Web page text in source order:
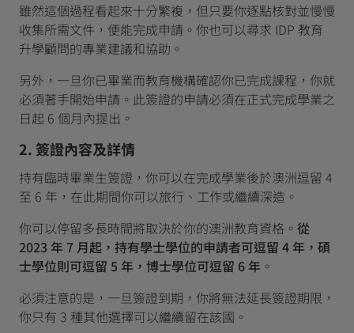
雖然這個過程看起來十分繁複，但只要你逐點核對並慢慢
收集所需文件，便能完成申請。你也可以尋求 IDP 教育
升學顧問的專業建議和協助。
另外，一旦你已畢業而教育機構確認你已完成課程，你就
必須著手開始申請。此簽證的申請必須在正式完成學業之
日起 6 個月內提出。
2. 簽證內容及詳情
持有臨時畢業生簽證，你可以在完成學業後於澳洲逗留 4
至 6 年，在此期間你可以旅行、工作或繼續深造。
你可以停留多長時間將取決於你的澳洲教育資格。 從
2023 年 7 月起，持有學士學位的申請者可逗留 4 年，碩
士學位則可逗留 5 年，博士學位可逗留 6 年 。
必須注意的是，一旦簽證到期，你將無法延長簽證期限，
你只有 3 種其他選擇可以繼續留在該國。